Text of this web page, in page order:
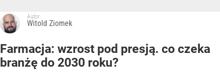
Autor:
Witold Ziomek
Farmacja: wzrost pod presją. co czeka
branżę do 2030 roku?